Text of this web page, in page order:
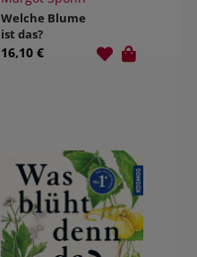
Welche Blume
ist das?
16,10 €